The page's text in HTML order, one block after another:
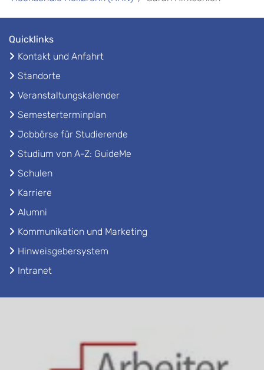
Quicklinks
Kontakt und Anfahrt
Standorte
Veranstaltungskalender
Semesterterminplan
Jobbörse für Studierende
Studium von A-Z: GuideMe
Schulen
Karriere
Alumni
Kommunikation und Marketing
Hinweisgebersystem
Intranet